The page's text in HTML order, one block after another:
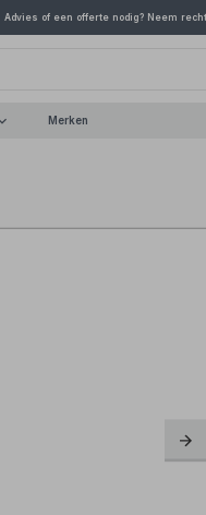
Advies of een offerte nodig? Neem
Merken